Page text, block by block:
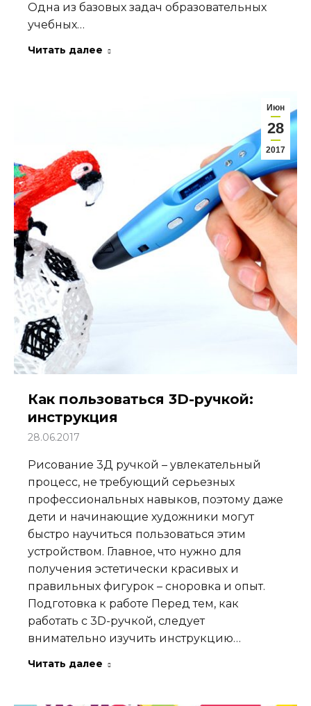
Одна из базовых задач образовательных
учебных…
Читать далее
Июн
28
2017
Как пользоваться 3D-ручкой:
инструкция
28.06.2017
Рисование 3Д ручкой – увлекательный
процесс, не требующий серьезных
профессиональных навыков, поэтому даже
дети и начинающие художники могут
быстро научиться пользоваться этим
устройством. Главное, что нужно для
получения эстетически красивых и
правильных фигурок – сноровка и опыт.
Подготовка к работе Перед тем, как
работать с 3D-ручкой, следует
внимательно изучить инструкцию…
Читать далее